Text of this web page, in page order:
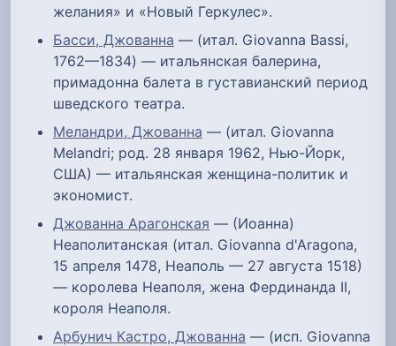
желания» и «Новый Геркулес».
Басси, Джованна — (итал. Giovanna Bassi,
1762—1834) — итальянская балерина,
примадонна балета в густавианский период
шведского театра.
Меландри, Джованна — (итал. Giovanna
Melandri; род. 28 января 1962, Нью-Йорк,
США) — итальянская женщина-политик и
экономист.
Джованна Арагонская — (Иоанна)
Неаполитанская (итал. Giovanna d'Aragona,
15 апреля 1478, Неаполь — 27 августа 1518)
— королева Неаполя, жена Фердинанда II,
короля Неаполя.
Арбунич Кастро, Джованна — (исп. Giovanna